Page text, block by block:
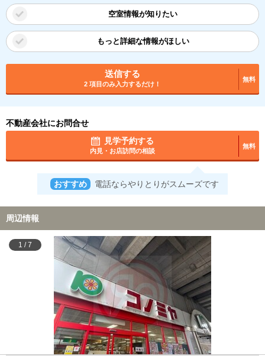
空室情報が知りたい
もっと詳細な情報がほしい
送信する
2 項目のみ入力するだけ！
無料
不動産会社にお問合せ
見学予約する
内見・お店訪問の相談
無料
おすすめ 電話ならやりとりがスムーズです
周辺情報
1 /7